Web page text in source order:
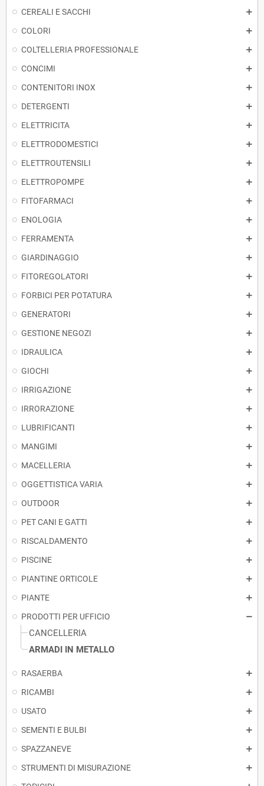
CEREALI E SACCHI
COLORI
COLTELLERIA PROFESSIONALE
CONCIMI
CONTENITORI INOX
DETERGENTI
ELETTRICITA
ELETTRODOMESTICI
ELETTROUTENSILI
ELETTROPOMPE
FITOFARMACI
ENOLOGIA
FERRAMENTA
GIARDINAGGIO
FITOREGOLATORI
FORBICI PER POTATURA
GENERATORI
GESTIONE NEGOZI
IDRAULICA
GIOCHI
IRRIGAZIONE
IRRORAZIONE
LUBRIFICANTI
MANGIMI
MACELLERIA
OGGETTISTICA VARIA
OUTDOOR
PET CANI E GATTI
RISCALDAMENTO
PISCINE
PIANTINE ORTICOLE
PIANTE
PRODOTTI PER UFFICIO
CANCELLERIA
ARMADI IN METALLO
RASAERBA
RICAMBI
USATO
SEMENTI E BULBI
SPAZZANEVE
STRUMENTI DI MISURAZIONE